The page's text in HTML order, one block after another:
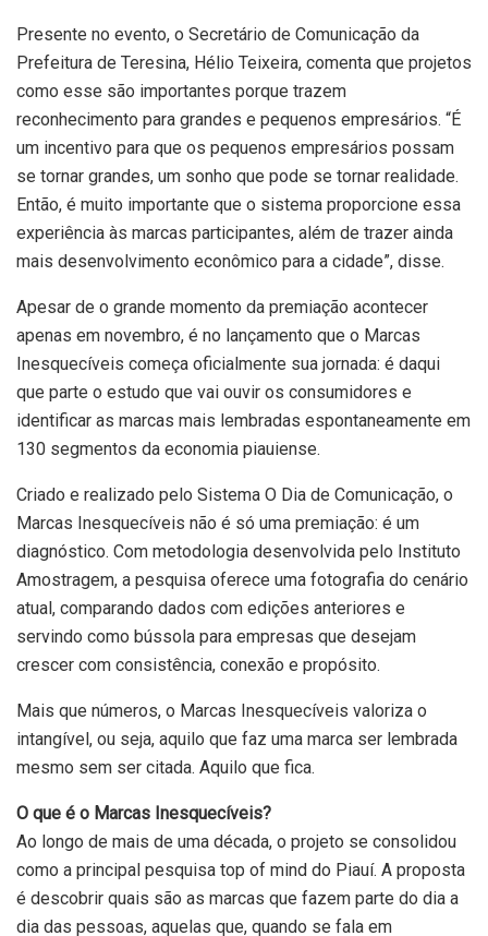
Presente no evento, o Secretário de Comunicação da
Prefeitura de Teresina, Hélio Teixeira, comenta que projetos
como esse são importantes porque trazem
reconhecimento para grandes e pequenos empresários. “É
um incentivo para que os pequenos empresários possam
se tornar grandes, um sonho que pode se tornar realidade.
Então, é muito importante que o sistema proporcione essa
experiência às marcas participantes, além de trazer ainda
mais desenvolvimento econômico para a cidade”, disse.
Apesar de o grande momento da premiação acontecer
apenas em novembro, é no lançamento que o Marcas
Inesquecíveis começa oficialmente sua jornada: é daqui
que parte o estudo que vai ouvir os consumidores e
identificar as marcas mais lembradas espontaneamente em
130 segmentos da economia piauiense.
Criado e realizado pelo Sistema O Dia de Comunicação, o
Marcas Inesquecíveis não é só uma premiação: é um
diagnóstico. Com metodologia desenvolvida pelo Instituto
Amostragem, a pesquisa oferece uma fotografia do cenário
atual, comparando dados com edições anteriores e
servindo como bússola para empresas que desejam
crescer com consistência, conexão e propósito.
Mais que números, o Marcas Inesquecíveis valoriza o
intangível, ou seja, aquilo que faz uma marca ser lembrada
mesmo sem ser citada. Aquilo que fica.
O que é o Marcas Inesquecíveis?
Ao longo de mais de uma década, o projeto se consolidou
como a principal pesquisa top of mind do Piauí. A proposta
é descobrir quais são as marcas que fazem parte do dia a
dia das pessoas, aquelas que, quando se fala em